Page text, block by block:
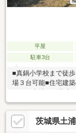
平屋
駐車3台
■真鍋小学校まで徒
場３台可能■住宅建
ンや諸費用、ご購入
般に関するご質問等
ペースのほかおむつ
茨城県土